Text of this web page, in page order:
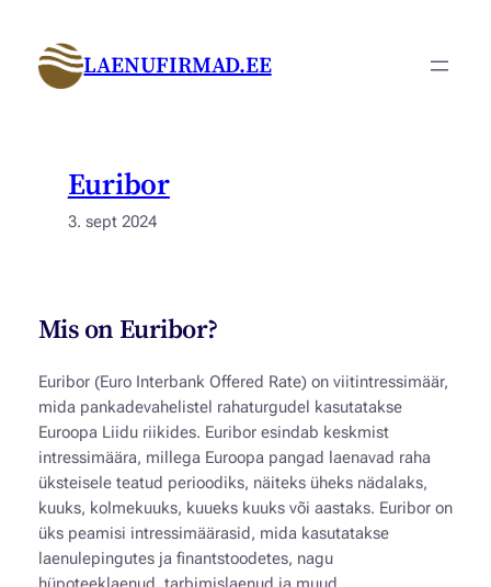
juurde
LAENUFIRMAD.EE
Euribor
3. sept 2024
Mis on Euribor?
Euribor (Euro Interbank Offered Rate) on viitintressimäär,
mida pankadevahelistel rahaturgudel kasutatakse
Euroopa Liidu riikides. Euribor esindab keskmist
intressimäära, millega Euroopa pangad laenavad raha
üksteisele teatud perioodiks, näiteks üheks nädalaks,
kuuks, kolmekuuks, kuueks kuuks või aastaks. Euribor on
üks peamisi intressimäärasid, mida kasutatakse
laenulepingutes ja finantstoodetes, nagu